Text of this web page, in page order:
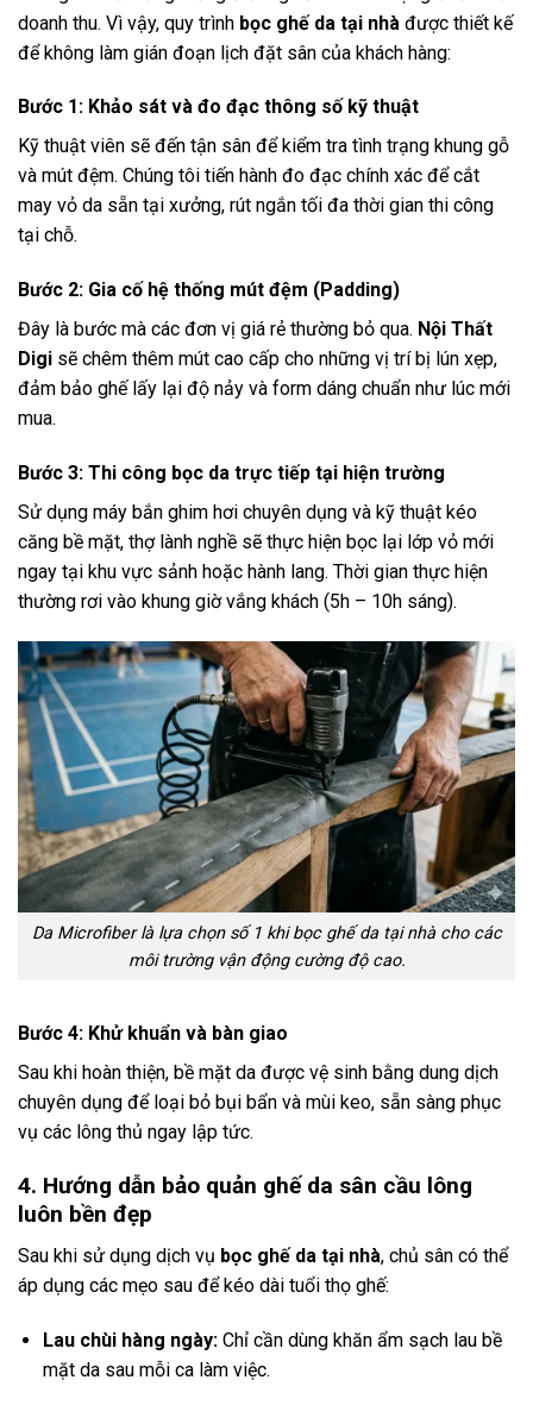
doanh thu. Vì vậy, quy trình bọc ghế da tại nhà được thiết kế
để không làm gián đoạn lịch đặt sân của khách hàng:
Bước 1: Khảo sát và đo đạc thông số kỹ thuật
Kỹ thuật viên sẽ đến tận sân để kiểm tra tình trạng khung gỗ
và mút đệm. Chúng tôi tiến hành đo đạc chính xác để cắt
may vỏ da sẵn tại xưởng, rút ngắn tối đa thời gian thi công
tại chỗ.
Bước 2: Gia cố hệ thống mút đệm (Padding)
Đây là bước mà các đơn vị giá rẻ thường bỏ qua. Nội Thất
Digi sẽ chêm thêm mút cao cấp cho những vị trí bị lún xẹp,
đảm bảo ghế lấy lại độ nảy và form dáng chuẩn như lúc mới
mua.
Bước 3: Thi công bọc da trực tiếp tại hiện trường
Sử dụng máy bắn ghim hơi chuyên dụng và kỹ thuật kéo
căng bề mặt, thợ lành nghề sẽ thực hiện bọc lại lớp vỏ mới
ngay tại khu vực sảnh hoặc hành lang. Thời gian thực hiện
thường rơi vào khung giờ vắng khách (5h – 10h sáng).
Da Microfiber là lựa chọn số 1 khi bọc ghế da tại nhà cho các
môi trường vận động cường độ cao.
Bước 4: Khử khuẩn và bàn giao
Sau khi hoàn thiện, bề mặt da được vệ sinh bằng dung dịch
chuyên dụng để loại bỏ bụi bẩn và mùi keo, sẵn sàng phục
vụ các lông thủ ngay lập tức.
4. Hướng dẫn bảo quản ghế da sân cầu lông
luôn bền đẹp
Sau khi sử dụng dịch vụ bọc ghế da tại nhà, chủ sân có thể
áp dụng các mẹo sau để kéo dài tuổi thọ ghế:
Lau chùi hàng ngày:Chỉ cần dùng khăn ẩm sạch lau bề
mặt da sau mỗi ca làm việc.